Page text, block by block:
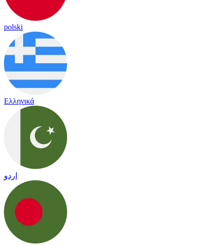
polski
Ελληνικά
اردو